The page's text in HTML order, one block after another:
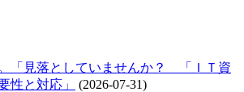
「見落としていませんか？ 「ＩＴ資
性と対応」
(2026-07-31)